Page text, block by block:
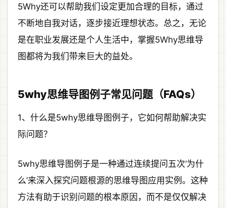
5Why还可以帮助我们设定更加合理的目标，通过
不断地自我对话，逐步接近理想状态。总之，无论
是在职业发展还是个人生活中，掌握5Why思维导
图都将为我们带来巨大的益处。
5why思维导图例子常见问题（FAQs）
1、什么是5why思维导图例子，它如何帮助解决实
际问题？
5why思维导图例子是一种通过连续提问五次‘为什
么’来深入探究问题根源的思维导图应用实例。这种
方法有助于识别问题的根本原因，而不是仅仅解决